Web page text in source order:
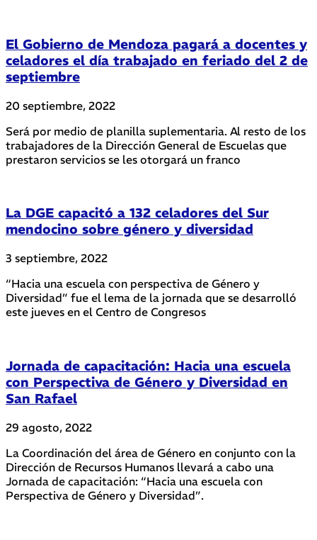
El Gobierno de Mendoza pagará a docentes y
celadores el día trabajado en feriado del 2 de
septiembre
20 septiembre, 2022
Será por medio de planilla suplementaria. Al resto de los
trabajadores de la Dirección General de Escuelas que
prestaron servicios se les otorgará un franco
La DGE capacitó a 132 celadores del Sur
mendocino sobre género y diversidad
3 septiembre, 2022
“Hacia una escuela con perspectiva de Género y
Diversidad” fue el lema de la jornada que se desarrolló
este jueves en el Centro de Congresos
Jornada de capacitación: Hacia una escuela
con Perspectiva de Género y Diversidad en
San Rafael
29 agosto, 2022
La Coordinación del área de Género en conjunto con la
Dirección de Recursos Humanos llevará a cabo una
Jornada de capacitación: “Hacia una escuela con
Perspectiva de Género y Diversidad”.